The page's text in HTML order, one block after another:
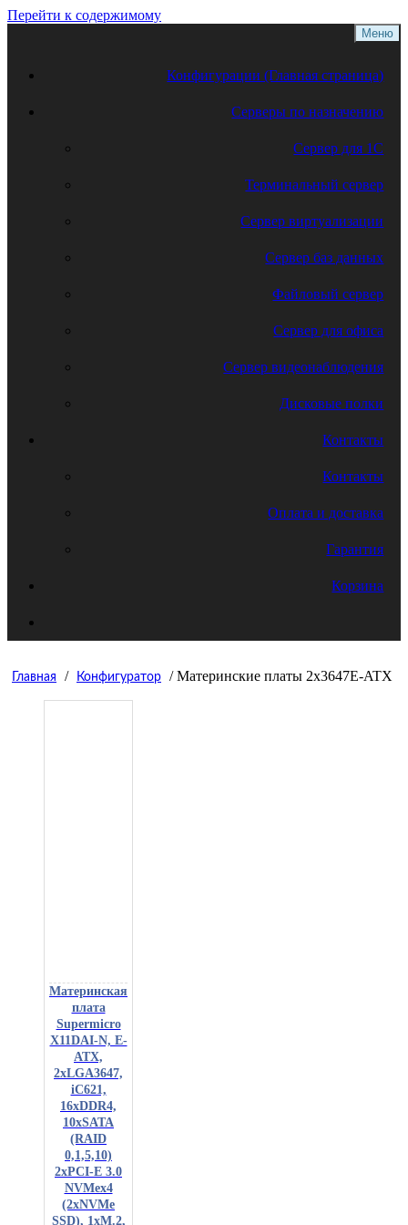
Перейти к содержимому
Меню
Конфигурации (Главная страница)
Серверы по назначению
Сервер для 1С
Терминальный сервер
Сервер виртуализации
Сервер баз данных
Файловый сервер
Сервер для офиса
Сервер видеонаблюдения
Дисковые полки
Контакты
Контакты
Оплата и доставка
Гарантия
Корзина
Главная / Конфигуратор / Материнские платы 2x3647E-ATX
Материнская
плата
Supermicro
X11DAI-N, E-
ATX,
2xLGA3647,
iC621,
16xDDR4,
10xSATA
(RAID
0,1,5,10)
2xPCI-E 3.0
NVMex4
(2xNVMe
SSD), 1xM.2,